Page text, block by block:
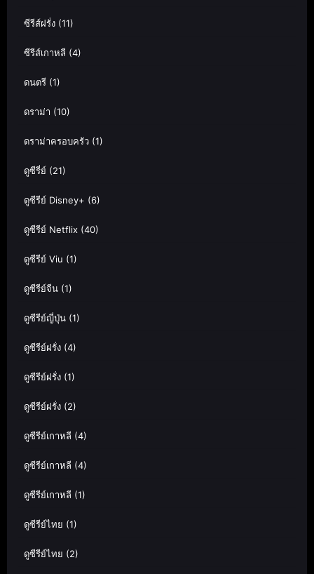
ซีรีส์ฝรั่ง (11)
ซีรีส์เกาหลี (4)
ดนตรี (1)
ดราม่า (10)
ดราม่าครอบครัว (1)
ดูซีรี่ย์ (21)
ดูซีรีย์ Disney+ (6)
ดูซีรีย์ Netflix (40)
ดูซีรีย์ Viu (1)
ดูซีรีย์จีน (1)
ดูซีรีย์ญี่ปุ่น (1)
ดูซีรีย์ฝรั่ง (4)
ดูซีรีย์ฝรั่ง (1)
ดูซีรีย์ฝรั่ง (2)
ดูซีรีย์เกาหลี (4)
ดูซีรีย์เกาหลี (4)
ดูซีรีย์เกาหลี (1)
ดูซีรีย์ไทย (1)
ดูซีรีย์ไทย (2)